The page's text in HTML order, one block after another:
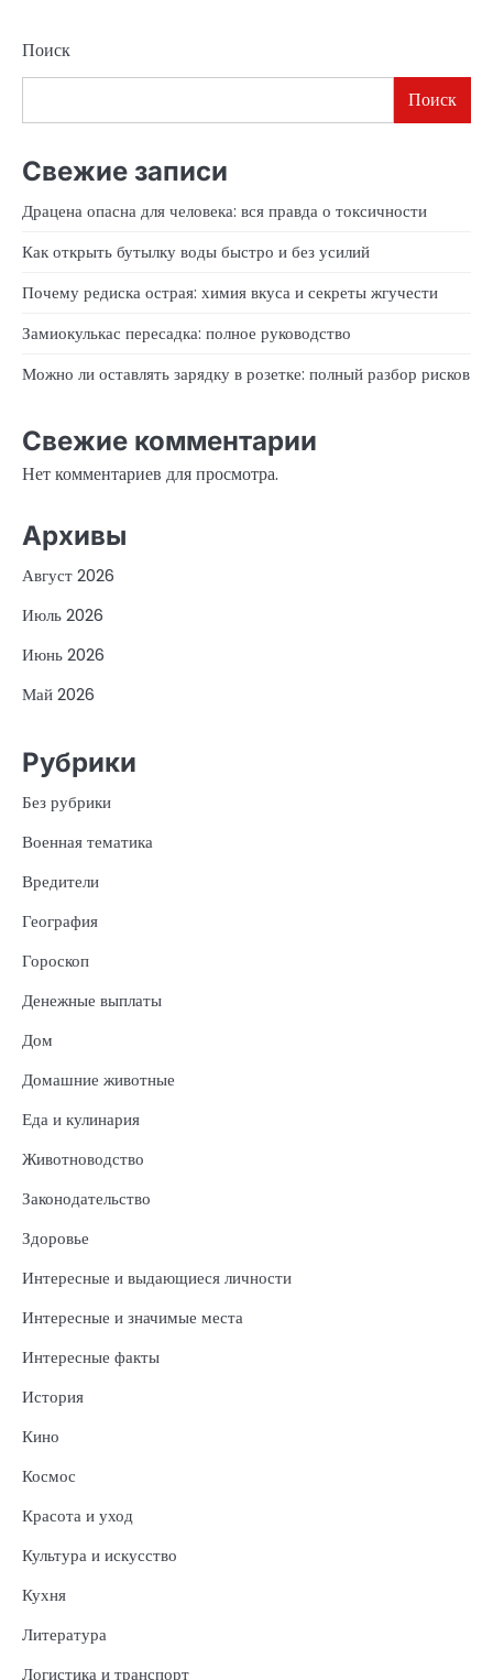
Поиск
Поиск
Свежие записи
Драцена опасна для человека: вся правда о токсичности
Как открыть бутылку воды быстро и без усилий
Почему редиска острая: химия вкуса и секреты жгучести
Замиокулькас пересадка: полное руководство
Можно ли оставлять зарядку в розетке: полный разбор рисков
Свежие комментарии
Нет комментариев для просмотра.
Архивы
Август 2026
Июль 2026
Июнь 2026
Май 2026
Рубрики
Без рубрики
Военная тематика
Вредители
География
Гороскоп
Денежные выплаты
Дом
Домашние животные
Еда и кулинария
Животноводство
Законодательство
Здоровье
Интересные и выдающиеся личности
Интересные и значимые места
Интересные факты
История
Кино
Космос
Красота и уход
Культура и искусство
Кухня
Литература
Логистика и транспорт